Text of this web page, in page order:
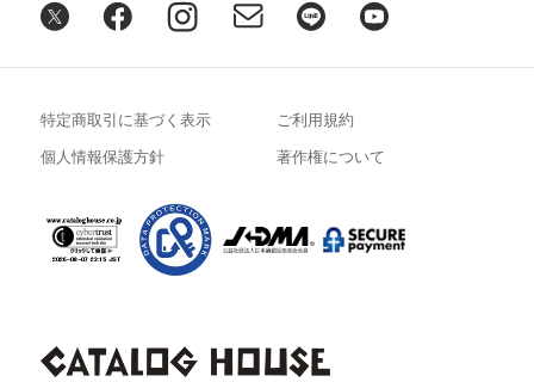
特定商取引に基づく表示 ご利用規約
個人情報保護方針 著作権について